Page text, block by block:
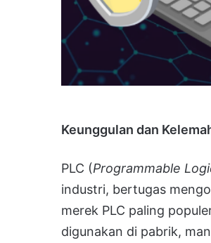
Keunggulan dan
PLC (Programmable
industri, bertugas
merek PLC paling
digunakan di pabrik,